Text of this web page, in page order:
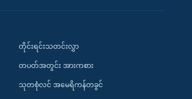
တိုင်းရင်းသတင်းလွှာ
တပတ်အတွင်း အားကစား
သုတစုံလင် အမေရိကန်တခွင်